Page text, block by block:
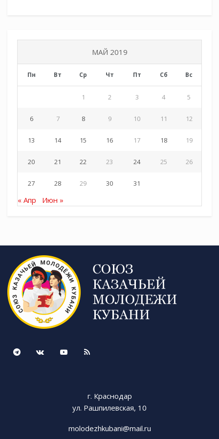
МАЙ 2019
Пн Вт Ср Чт Пт Сб Вс
1 2 3 4 5
6 7 8 9 10 11 12
13 14 15 16 17 18 19
20 21 22 23 24 25 26
27 28 29 30 31
« Апр Июн »
г. Краснодар
ул. Рашпилевская, 10
molodezhkubani@mail.ru